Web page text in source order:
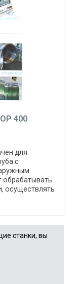
400
для
с
осуществлять
станки, вы